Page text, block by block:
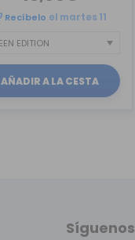
Recíbelo el martes 11
AÑADIR A LA CESTA
Síguenos